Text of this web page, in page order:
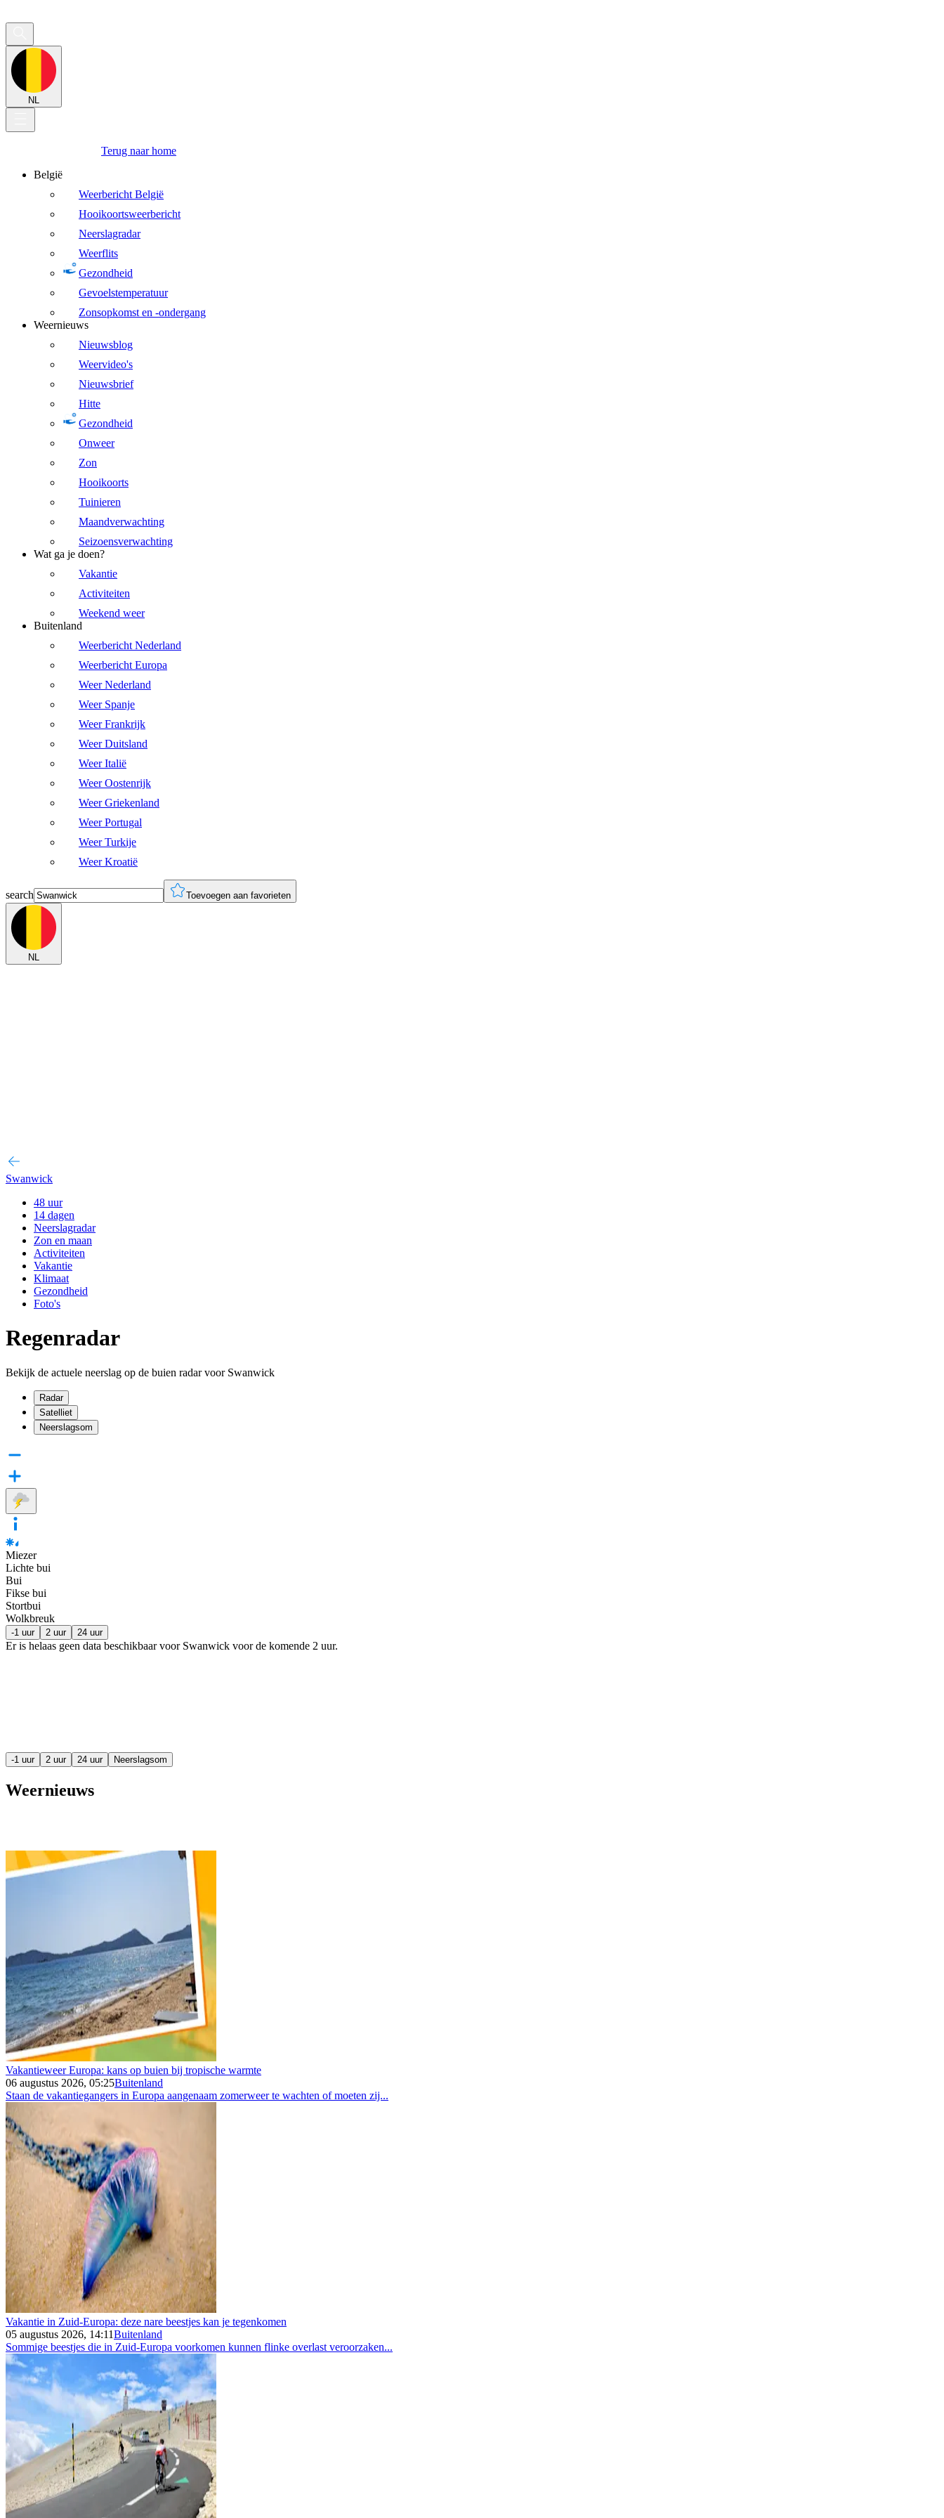
NL
Terug naar home
België
Weerbericht België
Hooikoortsweerbericht
Neerslagradar
Weerflits
Gezondheid
Gevoelstemperatuur
Zonsopkomst en -ondergang
Weernieuws
Nieuwsblog
Weervideo's
Nieuwsbrief
Hitte
Gezondheid
Onweer
Zon
Hooikoorts
Tuinieren
Maandverwachting
Seizoensverwachting
Wat ga je doen?
Vakantie
Activiteiten
Weekend weer
Buitenland
Weerbericht Nederland
Weerbericht Europa
Weer Nederland
Weer Spanje
Weer Frankrijk
Weer Duitsland
Weer Italië
Weer Oostenrijk
Weer Griekenland
Weer Portugal
Weer Turkije
Weer Kroatië
search Toevoegen aan favorieten
NL
Swanwick
48 uur
14 dagen
Neerslagradar
Zon en maan
Activiteiten
Vakantie
Klimaat
Gezondheid
Foto's
Regenradar
Bekijk de actuele neerslag op de buien radar voor Swanwick
Radar
Satelliet
Neerslagsom
Miezer
Lichte bui
Bui
Fikse bui
Stortbui
Wolkbreuk
-1 uur 2 uur 24 uur
Er is helaas geen data beschikbaar voor Swanwick voor de komende 2 uur.
-1 uur 2 uur 24 uur Neerslagsom
Weernieuws
Vakantieweer Europa: kans op buien bij tropische warmte
06 augustus 2026, 05:25Buitenland
Staan de vakantiegangers in Europa aangenaam zomerweer te wachten of moeten zij...
Vakantie in Zuid-Europa: deze nare beestjes kan je tegenkomen
05 augustus 2026, 14:11Buitenland
Sommige beestjes die in Zuid-Europa voorkomen kunnen flinke overlast veroorzaken...